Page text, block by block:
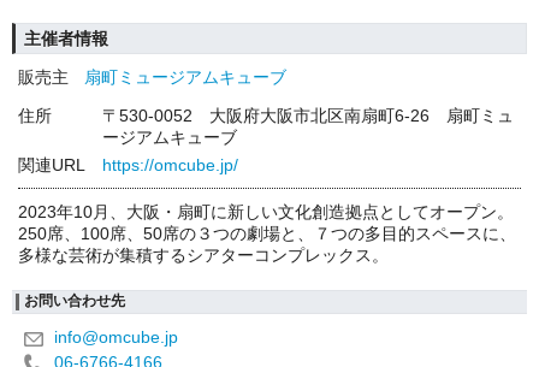
主催者情報
販売主
扇町ミュージアムキューブ
住所
〒530-0052 大阪府大阪市北区南扇町6-26 扇町ミュ
ージアムキューブ
関連URL
https://omcube.jp/
2023年10月、大阪・扇町に新しい文化創造拠点としてオープン。
250席、100席、50席の３つの劇場と、７つの多目的スペースに、
多様な芸術が集積するシアターコンプレックス。
お問い合わせ先
info@omcube.jp
06-6766-4166